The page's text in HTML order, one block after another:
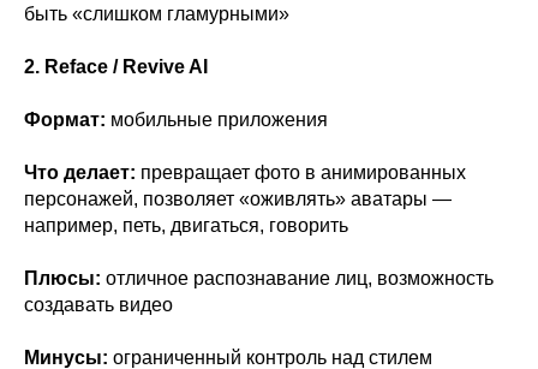
быть «слишком гламурными»
2. Reface / Revive AI
Формат: мобильные приложения
Что делает: превращает фото в анимированных
персонажей, позволяет «оживлять» аватары —
например, петь, двигаться, говорить
Плюсы: отличное распознавание лиц, возможность
создавать видео
Минусы: ограниченный контроль над стилем